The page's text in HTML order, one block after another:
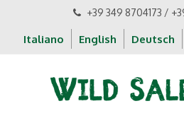
+39 349 8704173 /
Italiano English Deutsch